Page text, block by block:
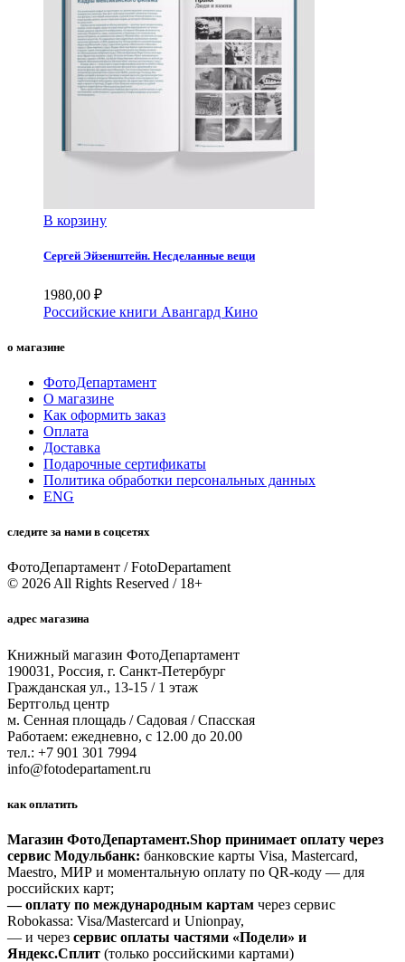
В корзину
Сергей Эйзенштейн. Несделанные вещи
1980,00 ₽
Российские книги Авангард Кино
о магазине
ФотоДепартамент
О магазине
Как оформить заказ
Оплата
Доставка
Подарочные сертификаты
Политика обработки персональных данных
ENG
следите за нами в соцсетях
ФотоДепартамент / FotoDepartament
© 2026 All Rights Reserved / 18+
адрес магазина
Книжный магазин ФотоДепартамент
190031, Россия, г. Санкт-Петербург
Гражданская ул., 13-15 / 1 этаж
Бертгольд центр
м. Сенная площадь / Садовая / Спасская
Работаем: ежедневно, с 12.00 до 20.00
тел.: +7 901 301 7994
info@fotodepartament.ru
как оплатить
Магазин ФотоДепартамент.Shop принимает оплату через
сервис Модульбанк: банковские карты Visa, Mastercard,
Maestro, МИР и моментальную оплату по QR-коду — для
российских карт;
— оплату по международным картам через сервис
Robokassa: Visa/Mastercard и Unionpay,
— и через сервис оплаты частями «Подели» и
Яндекс.Сплит (только российскими картами)